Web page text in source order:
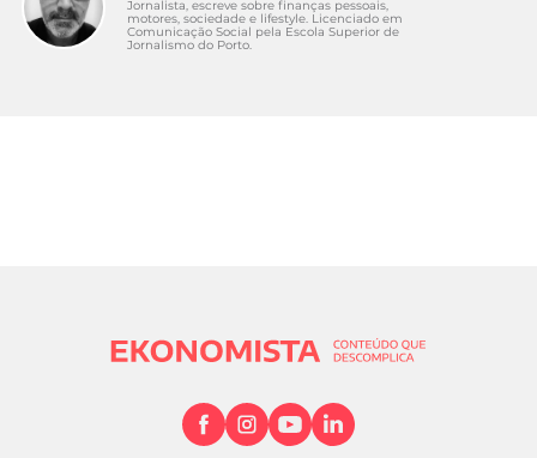
Jornalista, escreve sobre finanças pessoais,
motores, sociedade e lifestyle. Licenciado em
Comunicação Social pela Escola Superior de
Jornalismo do Porto.